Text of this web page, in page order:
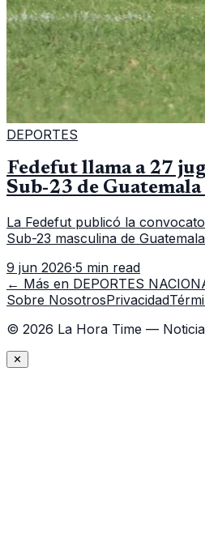
DEPORTES
Fedefut llama a 27
Sub-23 de Guatemala
La Fedefut publicó la
Sub-23 masculina de
9 jun 2026·5 min read
← Más en DEPORTES
Sobre NosotrosPrivacidad
© 2026 La Hora Time —